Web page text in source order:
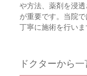
や方法、薬剤を浸
が重要です。当院
丁寧に施術を行いま
ドクターから一